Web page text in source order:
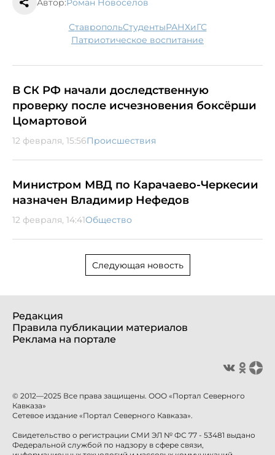
Автор:Роман Новоселов
Ставрополь студенты РАНХиГС
патриотическое воспитание
В СК РФ начали доследственную
проверку после исчезновения боксёрши
Цомартовой
12 февраля, 15:56Происшествия
Министром МВД по Карачаево-Черкесии
назначен Владимир Нефедов
12 февраля, 14:41Общество
Следующая новость
Редакция
Правила публикации материалов
Реклама на портале
© 2012—2025 Все права защищены. ООО «Портал Северного
Кавказа»
Сетевое издание «Портал Северного Кавказа».
Свидетельство о регистрации СМИ ЭЛ № ФС 77 - 53481 выдано
Федеральной службой по надзору в сфере связи,